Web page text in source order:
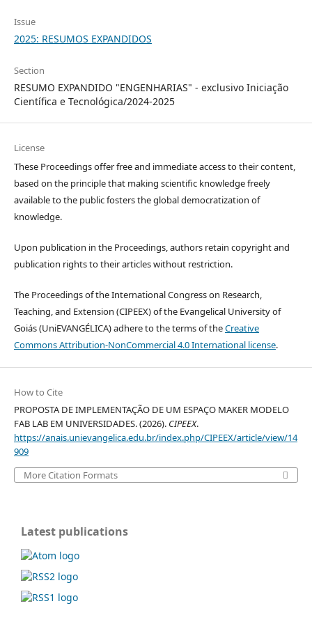
Issue
2025: RESUMOS EXPANDIDOS
Section
RESUMO EXPANDIDO "ENGENHARIAS" - exclusivo Iniciação
Científica e Tecnológica/2024-2025
License
These Proceedings offer free and immediate access to their content,
based on the principle that making scientific knowledge freely
available to the public fosters the global democratization of
knowledge.
Upon publication in the Proceedings, authors retain copyright and
publication rights to their articles without restriction.
The Proceedings of the International Congress on Research,
Teaching, and Extension (CIPEEX) of the Evangelical University of
Goiás (UniEVANGÉLICA) adhere to the terms of theCreative
Commons Attribution-NonCommercial 4.0 International license.
How to Cite
PROPOSTA DE IMPLEMENTAÇÃO DE UM ESPAÇO MAKER MODELO
FAB LAB EM UNIVERSIDADES. (2026). CIPEEX.
https://anais.unievangelica.edu.br/index.php/CIPEEX/article/view/14
909
More Citation Formats
Latest publications